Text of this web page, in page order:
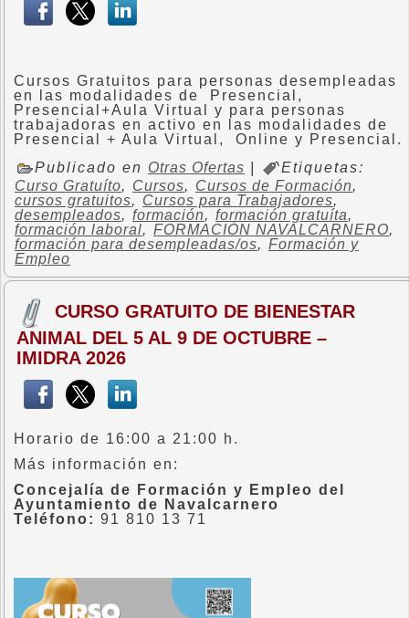
Cursos Gratuitos para personas desempleadas
en las modalidades de Presencial,
Presencial+Aula Virtual y para personas
trabajadoras en activo en las modalidades de
Presencial + Aula Virtual, Online y Presencial.
Publicado en Otras Ofertas
Etiquetas:
Curso Gratuíto, Cursos, Cursos de Formación,
cursos gratuitos, Cursos para Trabajadores,
desempleados, formación, formación gratuíta,
formación laboral, FORMACIÓN NAVALCARNERO,
formación para desempleadas/os, Formación y
Empleo
CURSO GRATUITO DE BIENESTAR
ANIMAL DEL 5 AL 9 DE OCTUBRE –
IMIDRA 2026
Horario de 16:00 a 21:00 h.
Más información en:
Concejalía de Formación y Empleo del
Ayuntamiento de Navalcarnero
Teléfono: 91 810 13 71